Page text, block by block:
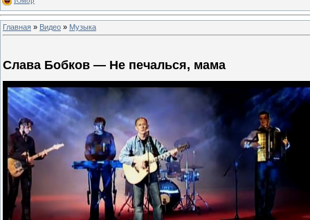
Главная » Видео » Музыка
Слава Бобков — Не печалься, мама